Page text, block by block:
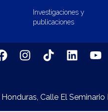
Investigaciones y
publicaciones
Calle El